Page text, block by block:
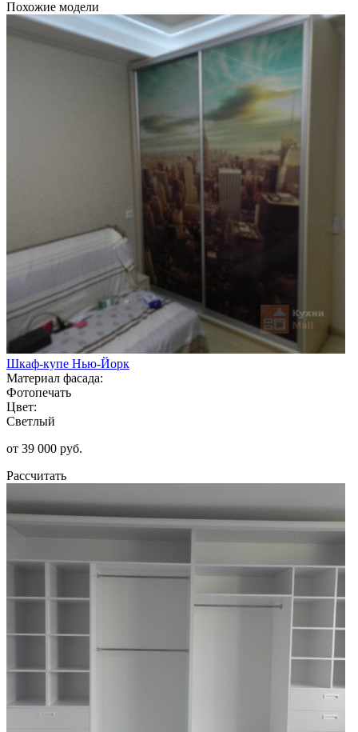
Похожие модели
Шкаф-купе Нью-Йорк
Материал фасада:
Фотопечать
Цвет:
Светлый
от 39 000 руб.
Рассчитать